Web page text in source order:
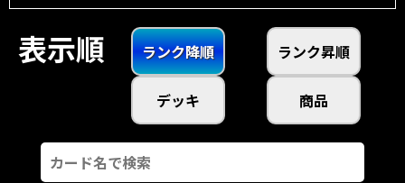
三国志
オールスター合戦
オールスター合戦拡張版
戦国東西決戦
表示順 ランク降順 ランク昇順
デッキ 商品